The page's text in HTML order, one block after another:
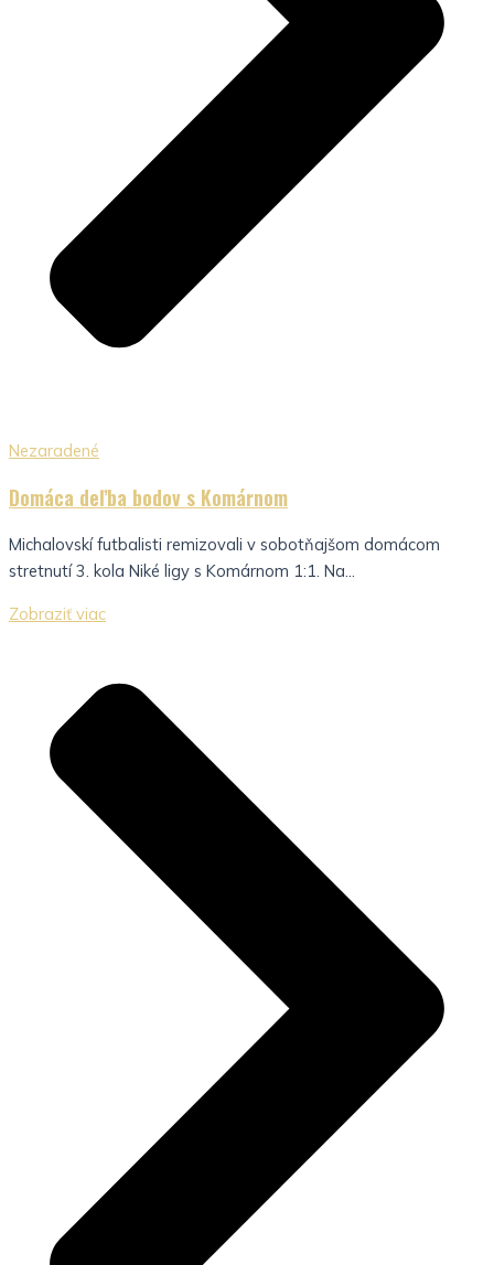
Nezaradené
Domáca deľba bodov s Komárnom
Michalovskí futbalisti remizovali v sobotňajšom domácom
stretnutí 3. kola Niké ligy s Komárnom 1:1. Na...
Zobraziť viac